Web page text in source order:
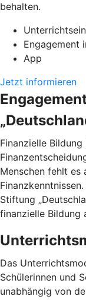
behalten.
Engagement
App
Jetzt informieren
Finanzielle
Menschen fehlt es
Stiftung
finanzielle Bildung
Das
Schülerinnen und
unabhängig von